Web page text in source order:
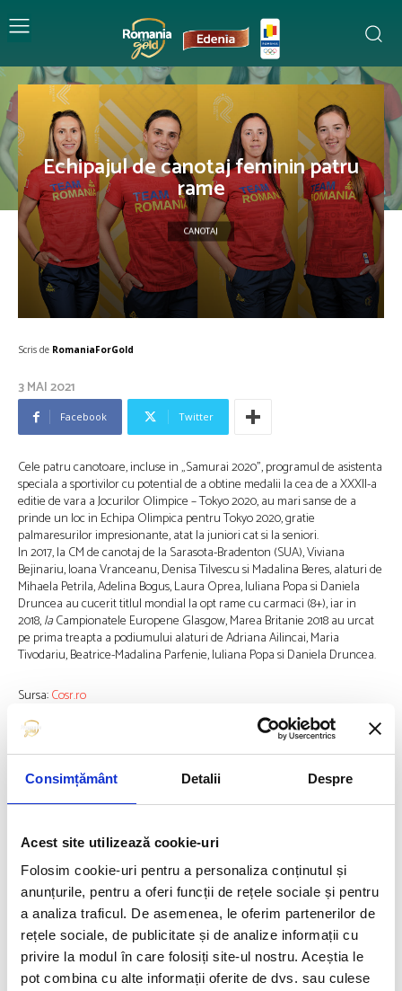
Consimțământ Detalii Despre
Acest site utilizează cookie-uri
Folosim cookie-uri pentru a personaliza conținutul și
anunțurile, pentru a oferi funcții de rețele sociale și pentru
a analiza traficul. De asemenea, le oferim partenerilor de
rețele sociale, de publicitate și de analize informații cu
privire la modul în care folosiți site-ul nostru. Aceștia le
pot combina cu alte informații oferite de dvs. sau culese
Echipajul de canotaj feminin patru
rame
CANOTAJ
Scris de RomaniaForGold
3 MAI 2021
Facebook Twitter
Cele patru canotoare, incluse in „Samurai 2020”, programul de asistenta
speciala a sportivilor cu potential de a obtine medalii la cea de a XXXII-a
editie de vara a Jocurilor Olimpice – Tokyo 2020, au mari sanse de a
prinde un loc in Echipa Olimpica pentru Tokyo 2020, gratie
palmaresurilor impresionante, atat la juniori cat si la seniori.
In 2017, la CM de canotaj de la Sarasota-Bradenton (SUA), Viviana
Bejinariu, Ioana Vranceanu, Denisa Tilvescu si Madalina Beres, alaturi de
Mihaela Petrila, Adelina Bogus, Laura Oprea, Iuliana Popa si Daniela
Druncea au cucerit titlul mondial la opt rame cu carmaci (8+), iar in
2018,laCampionatele Europene Glasgow, Marea Britanie 2018 au urcat
pe prima treapta a podiumului alaturi de Adriana Ailincai, Maria
Tivodariu, Beatrice-Madalina Parfenie, Iuliana Popa si Daniela Druncea.
Sursa:Cosr.ro
8+1 FEMININ DUBLU VÂSLE
FUELLED BY